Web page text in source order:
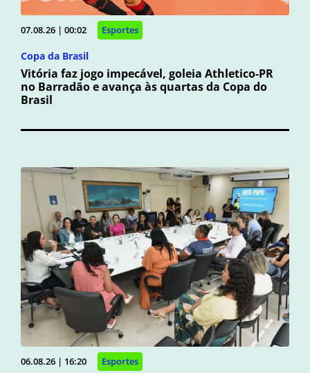
07.08.26 | 00:02 Esportes
Copa da Brasil
Vitória faz jogo impecável, goleia Athletico-PR
no Barradão e avança às quartas da Copa do
Brasil
06.08.26 | 16:20 Esportes